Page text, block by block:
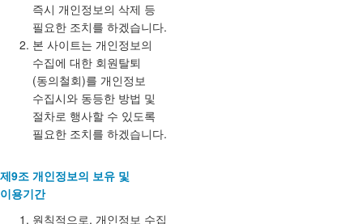
즉시 개인정보의 삭제 등
필요한 조치를 하겠습니다.
본 사이트는 개인정보의
수집에 대한 회원탈퇴
(동의철회)를 개인정보
수집시와 동등한 방법 및
절차로 행사할 수 있도록
필요한 조치를 하겠습니다.
제9조 개인정보의 보유 및
이용기간
원칙적으로, 개인정보 수집